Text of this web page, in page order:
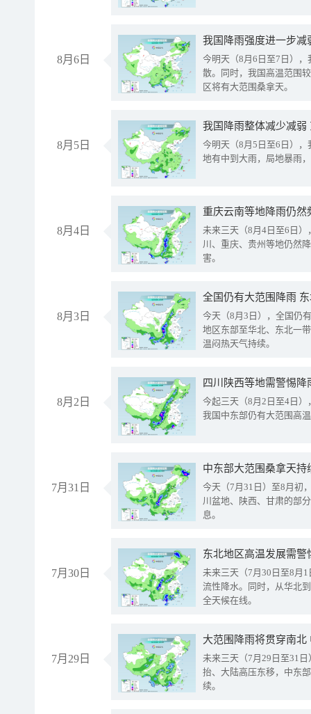
8月6日
今明天（8月6日至7日）
散。同时，我国高温范围
区将有大范围桑拿天。
8月5日
我国降雨整体减少减弱
今明天（8月5日至6日）
地有中到大雨，局地暴雨
8月4日
重庆云南等地降雨仍然
未来三天（8月4日至6日
川、重庆、贵州等地仍然
害。
8月3日
全国仍有大范围降雨
今天（8月3日），全国仍
地区东部至华北、东北一
温闷热天气持续。
8月2日
今起三天（8月2日至4日
我国中东部仍有大范围高
7月31日
中东部大范围桑拿天
今天（7月31日）至8月初
川盆地、陕西、甘肃的部
息。
7月30日
东北地区高温发展需
未来三天（7月30日至8月
流性降水。同时，从华北
全天候在线。
7月29日
大范围降雨将贯穿南
未来三天（7月29日至31
抬、大陆高压东移，中东
续。